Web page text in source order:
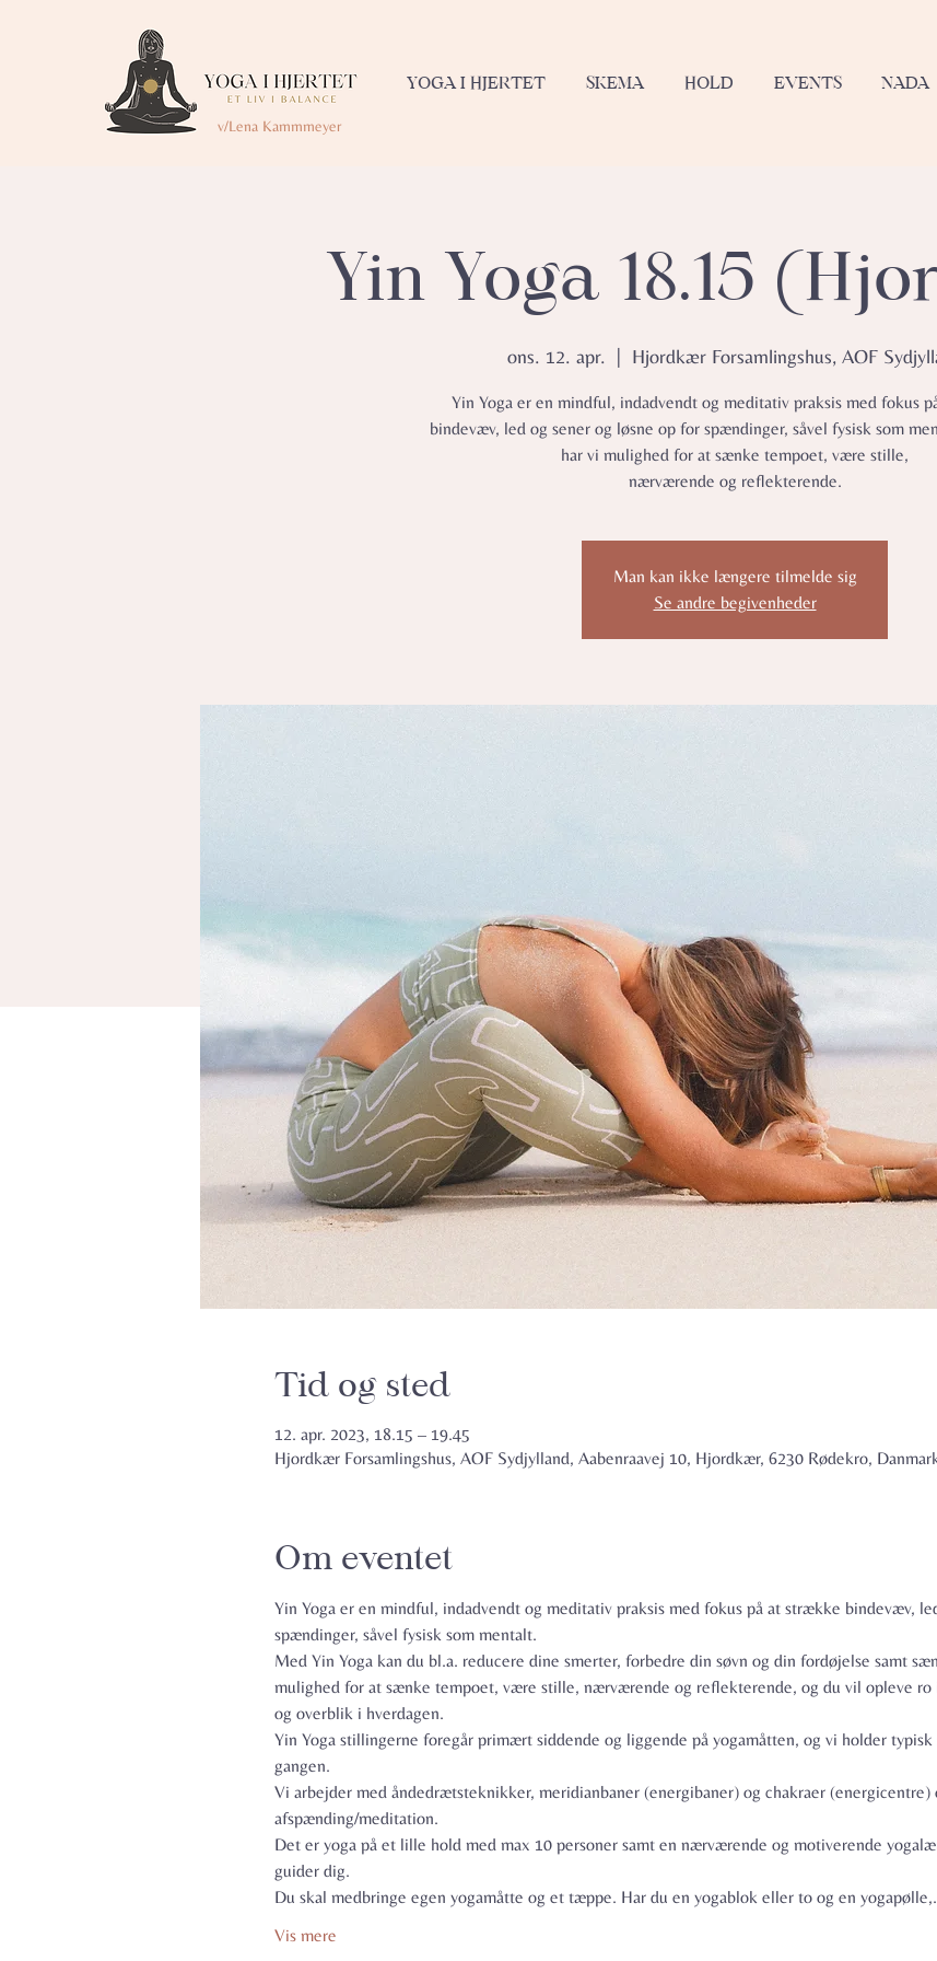
v/Lena Kammmeyer
YOGA I HJERTET SKEMA HOLD EVENTS NADA
Yin Yoga 18.15
ons. 12. apr. Hjordkær Forsamlingshus, AOF
Yin Yoga er en mindful, indadvendt og meditativ praksis med fokus
bindevæv, led og sener og løsne op for spændinger, såvel fysisk som
har vi mulighed for at sænke tempoet, være stille,
nærværende og reflekterende.
Man kan ikke længere tilmelde sig
Se andre begivenheder
Tid og sted
12. apr. 2023, 18.15 – 19.45
Hjordkær Forsamlingshus, AOF Sydjylland, Aabenraavej 10, Hjordkær, 6230 Rødekro,
Om eventet
Yin Yoga er en mindful, indadvendt og meditativ praksis med fokus på at strække bindevæv,
spændinger, såvel fysisk som mentalt.
Med Yin Yoga kan du bl.a. reducere dine smerter, forbedre din søvn og din fordøjelse samt
mulighed for at sænke tempoet, være stille, nærværende og reflekterende, og du vil opleve ro
og overblik i hverdagen.
Yin Yoga stillingerne foregår primært siddende og liggende på yogamåtten, og vi holder
gangen.
Vi arbejder med åndedrætsteknikker, meridianbaner (energibaner) og chakraer
afspænding/meditation.
Det er yoga på et lille hold med max 10 personer samt en nærværende og motiverende
guider dig.
Du skal medbringe egen yogamåtte og et tæppe. Har du en yogablok eller to og en
Vis mere